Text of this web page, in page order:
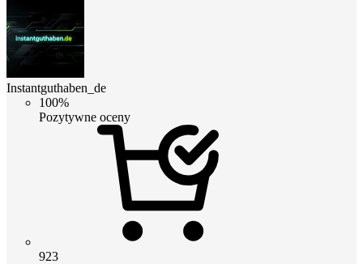
Instantguthaben_de
100%
Pozytywne oceny
923